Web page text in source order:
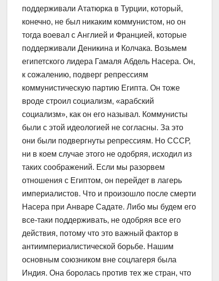
поддерживали Ататюрка в Турции, который,
конечно, не был никаким коммунистом, но он
тогда воевал с Англией и Францией, которые
поддерживали Деникина и Колчака. Возьмем
египетского лидера Гамаля Абдель Насера. Он,
к сожалению, подверг репрессиям
коммунистическую партию Египта. Он тоже
вроде строил социализм, «арабский
социализм», как он его называл. Коммунисты
были с этой идеологией не согласны. За это
они были подвергнуты репрессиям. Но СССР,
ни в коем случае этого не одобряя, исходил из
таких соображений. Если мы разорвем
отношения с Египтом, он перейдет в лагерь
империалистов. Что и произошло после смерти
Насера при Анваре Садате. Либо мы будем его
все-таки поддерживать, не одобряя все его
действия, потому что это важный фактор в
антиимпериалистической борьбе. Нашим
основным союзником вне соцлагеря была
Индия. Она боролась против тех же стран, что